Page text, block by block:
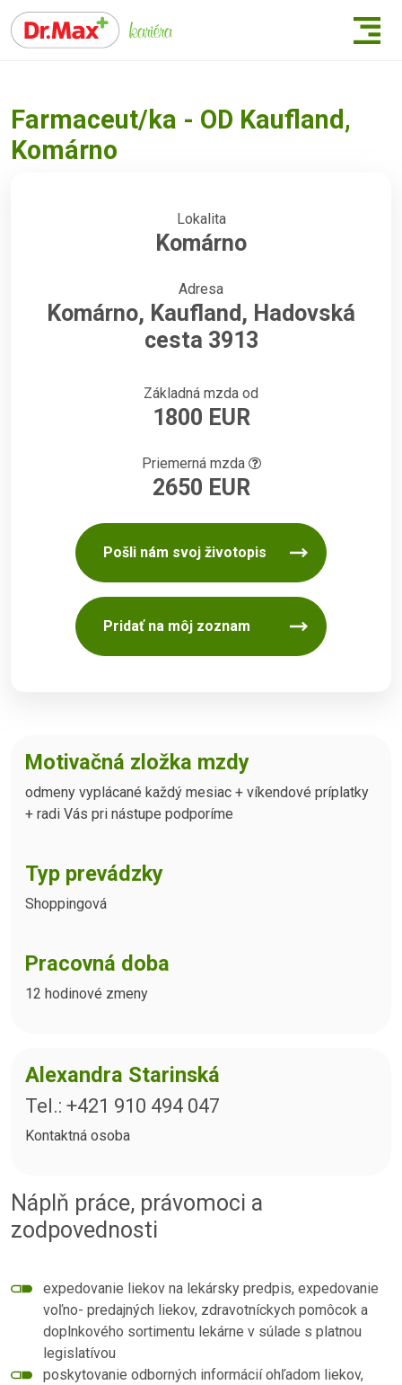
Farmaceut/ka - OD Kaufland,
Komárno
Lokalita
Komárno
Adresa
Komárno, Kaufland, Hadovská
cesta 3913
Základná mzda od
1800 EUR
Priemerná mzda
2650 EUR
Pošli nám svoj životopis
Pridať na môj zoznam
Náplň práce, právomoci a
zodpovednosti
expedovanie liekov na lekársky predpis, expedovanie
voľno- predajných liekov, zdravotníckych pomôcok a
doplnkového sortimentu lekárne v súlade s platnou
legislatívou
poskytovanie odborných informácií ohľadom liekov,
Motivačná zložka mzdy
odmeny vyplácané každý mesiac + víkendové príplatky
+ radi Vás pri nástupe podporíme
Typ prevádzky
Shoppingová
Pracovná doba
12 hodinové zmeny
Alexandra Starinská
Tel.: +421 910 494 047
Kontaktná osoba